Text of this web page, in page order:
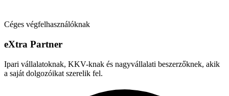
Céges végfelhasználóknak
eXtra Partner
Ipari vállalatoknak, KKV-knak és nagyvállalati beszerzőknek, akik
a saját dolgozóikat szerelik fel.